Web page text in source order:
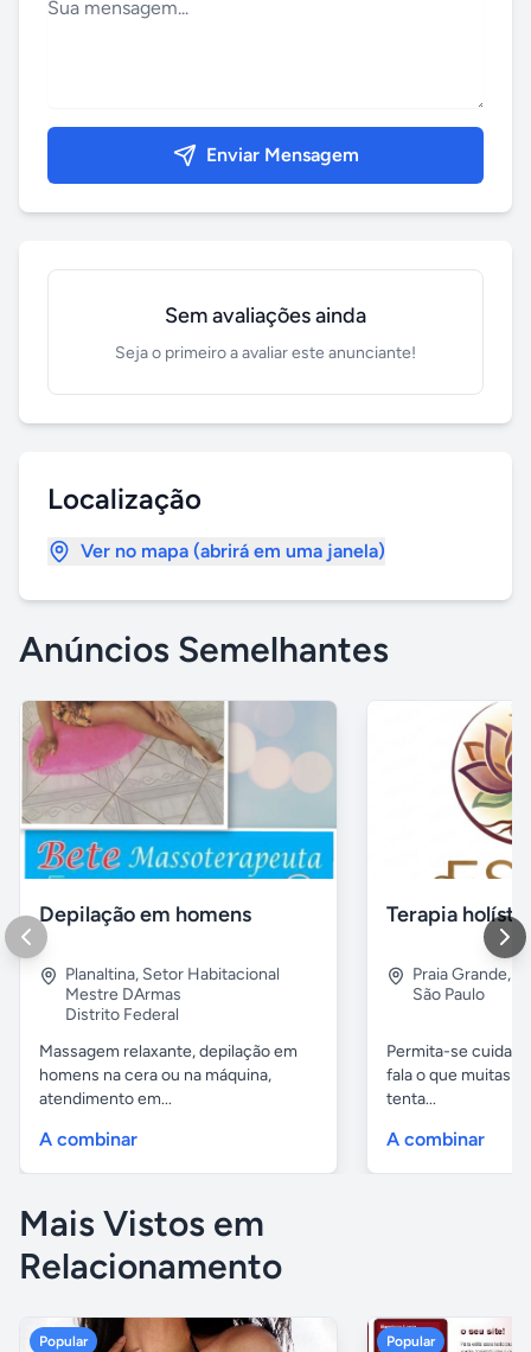
Enviar Mensagem
Sem avaliações ainda
Seja o primeiro a avaliar este anunciante!
Localização
Ver no mapa (abrirá em uma janela)
Anúncios Semelhantes
Depilação em homens
Planaltina, Setor Habitacional
Mestre DArmas
Distrito Federal
Massagem relaxante, depilação em
homens na cera ou na máquina,
atendimento em...
A combinar
Praia Grande,
São Paulo
Permita-se cuidar
fala o que muitas
tenta...
A combinar
Mais Vistos em
Relacionamento
Popular Popular